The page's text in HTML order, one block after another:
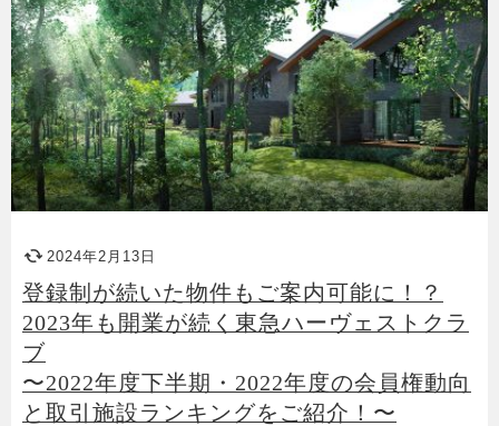
2024年2月13日
登録制が続いた物件もご案内可能に！？
2023年も開業が続く東急ハーヴェストクラ
ブ
〜2022年度下半期・2022年度の会員権動向
と取引施設ランキングをご紹介！〜